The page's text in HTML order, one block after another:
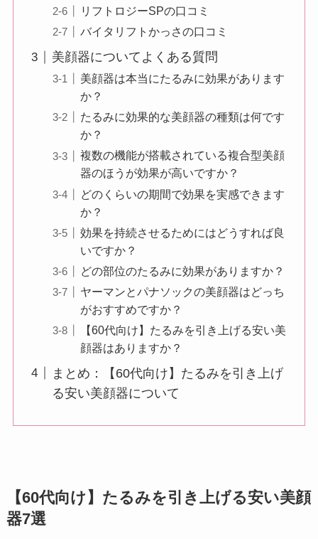
リフトロジーSPの口コミ
バイタリフトかっさの口コミ
美顔器についてよくある質問
美顔器は本当にたるみに効果があります
か？
たるみに効果的な美顔器の種類は何です
か？
複数の機能が搭載されている複合型美顔
器のほうが効果が高いですか？
どのくらいの期間で効果を実感できます
か？
効果を持続させるためにはどうすれば良
いですか？
どの部位のたるみに効果がありますか？
ヤーマンとパナソックの美顔器はどっち
がおすすめですか？
【60代向け】たるみを引き上げる安い美
顔器はありますか？
まとめ：【60代向け】たるみを引き上げ
る安い美顔器について
【60代向け】たるみを引き上げる安い美顔
器7選